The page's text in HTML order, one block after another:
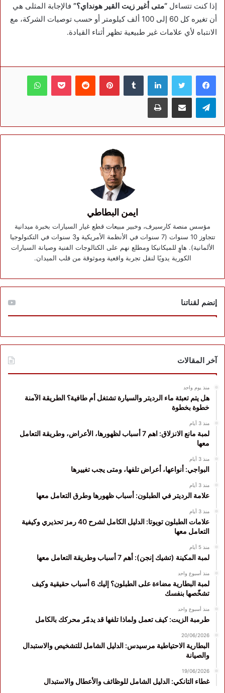
إذا كنت تتساءل “متى أغير زيت القير هونداي؟” فالإجابة المثلى هي
أن تغيره كل 60 إلى 100 ألف كيلومتر أو حسب توصيات الشركة، مع
الانتباه لأي علامات غير طبيعية تظهر أثناء القيادة.
فيسبوك تويتر لينكدإن بينتيريست بوكيت واتساب
تيلقرام مشاركة عبر البريد طباعة
ايمن البطاطي
مؤسس منصة كارسيرف، وخبير مبيعات قطع غيار السيارات بخبرة ميدانية
تتجاوز 10 سنوات (7 سنوات في الأنظمة الأمريكية و3 سنوات في التكنولوجيا
الألمانية). هاوٍ للميكانيكا ومطلع نهم على الكتالوجات الفنية وصيانة السيارات
الكورية يدويًا لنقل تجربة واقعية وموثوقة من قلب الميدان.
إنضم لقناتنا
آخر المقالات
منذ يوم واحد
هل يتم تعبئة ماء الرديتر والسيارة تشتغل أم طافية؟ الطريقة الآمنة
خطوة بخطوة
منذ 3 أيام
لمبة مانع الانزلاق: اهم 7 أسباب لظهورها، الأعراض، وطريقة التعامل
معها
منذ 3 أيام
البواجي: أنواعها، أعراض تلفها، ومتى يجب تغييرها
منذ 3 أيام
علامة الرديتر في الطبلون: أسباب ظهورها وطرق التعامل معها
منذ 3 أيام
علامات الطبلون تويوتا: الدليل الكامل لشرح 40 رمز تحذيري وكيفية
التعامل معها
منذ 5 أيام
لمبة المكينة (تشيك إنجن): أهم 7 أسباب وطريقة التعامل معها
منذ أسبوع واحد
لمبة البطارية مضاءة على الطبلون؟ إليك 6 أسباب حقيقية وكيف
تشخّصها بنفسك
منذ أسبوع واحد
طرمبة الزيت: كيف تعمل ولماذا تلفها قد يدمّر محركك بالكامل
20/06/2026
البطارية الاحتياطية مرسيدس: الدليل الشامل للتشخيص والاستبدال
والصيانة
19/06/2026
غطاء التانكي: الدليل الشامل للوظائف والأعطال والاستبدال